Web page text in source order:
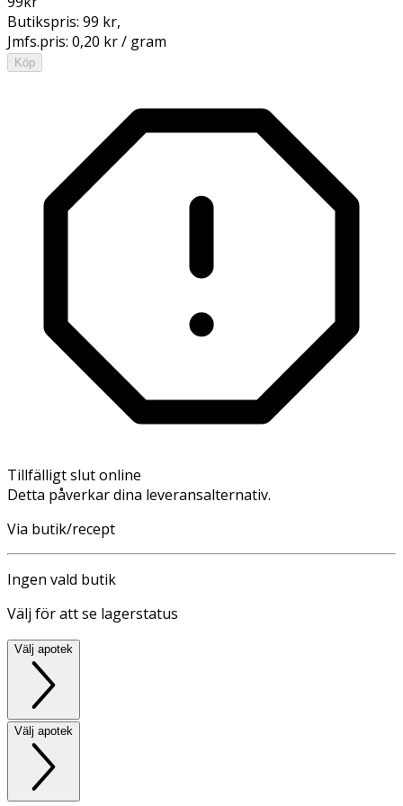
Butikspris: 99 kr,
Jmfs.pris: 0,20 kr / gram
Köp
Tillfälligt slut online
Detta påverkar dina leveransalternativ.
Via butik/recept
Ingen vald butik
Välj för att se lagerstatus
Välj apotek
Välj apotek